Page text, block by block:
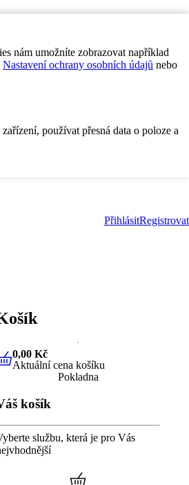
nám umožníte zobrazovat například
Nastavení ochrany osobních údajů nebo
používat přesná data o poloze a
PřihlásitRegistrovat
0,00 KčAktuální cena košíku
0,00 Kč
Aktuální cena košíku
Pokladna
košík
službu, která je pro Vás